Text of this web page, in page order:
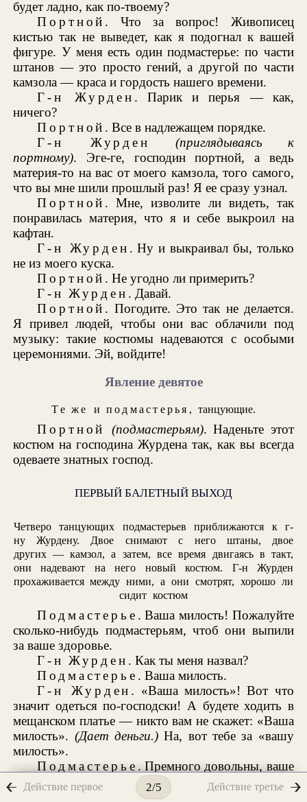
будет ладно, как по-твоему?
Портной . Что за вопрос! Живописец
кистью так не выведет, как я подогнал к вашей
фигуре. У меня есть один подмастерье: по части
штанов — это просто гений, а другой по части
камзола — краса и гордость нашего времени.
Г-н Журден . Парик и перья — как,
ничего?
Портной . Все в надлежащем порядке.
Г-н Журден
(приглядываясь к
портному). Эге-ге, господин портной, а ведь
материя-то на вас от моего камзола, того самого,
что вы мне шили прошлый раз! Я ее сразу узнал.
Портной . Мне, изволите ли видеть, так
понравилась материя, что я и себе выкроил на
кафтан.
Г-н Журден . Ну и выкраивал бы, только
не из моего куска.
Портной . Не угодно ли примерить?
Г-н Журден . Давай.
Портной . Погодите. Это так не делается.
Я привел людей, чтобы они вас облачили под
музыку: такие костюмы надеваются с особыми
церемониями. Эй, войдите!
Явление девятое
Те же и подмастерья , танцующие.
Портной (подмастерьям). Наденьте этот
костюм на господина Журдена так, как вы всегда
одеваете знатных господ.
ПЕРВЫЙ БАЛЕТНЫЙ ВЫХОД
Четверо танцующих подмастерьев приближаются к г-
ну Журдену. Двое снимают с него штаны, двое
других — камзол, а затем, все время двигаясь в такт,
они надевают на него новый костюм. Г-н Журден
прохаживается между ними, а они смотрят, хорошо ли
сидит костюм
Подмастерье . Ваша милость! Пожалуйте
сколько-нибудь подмастерьям, чтоб они выпили
за ваше здоровье.
Г-н Журден . Как ты меня назвал?
Подмастерье . Ваша милость.
Г-н Журден . «Ваша милость»! Вот что
значит одеться по-господски! А будете ходить в
мещанском платье — никто вам не скажет: «Ваша
милость». (Дает деньги.)На, вот тебе за «вашу
милость».
Подмастерье. Премного довольны, ваше
сиятельство.
Г-н Журден. «Сиятельство»? Ого!
Действие первое 2/5 Действие третье